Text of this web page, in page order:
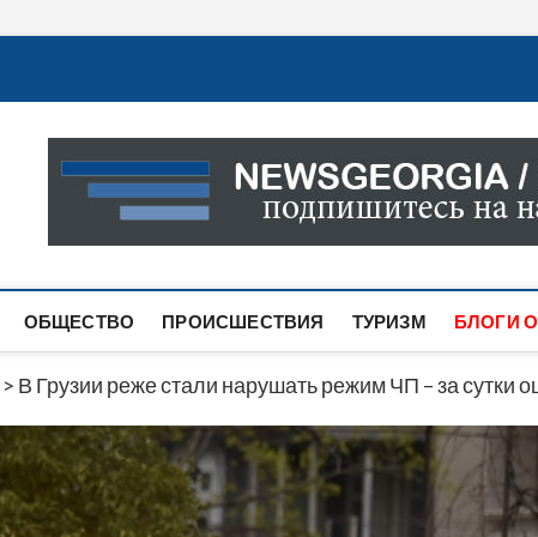
Новости Грузии
САМАЯ АКТУАЛЬНАЯ ИНФОРМАЦИЯ О СОБЫТИЯХ
САЙТЕ ВЫ НАЙДЕТЕ НОВОСТИ ПОЛИТИКИ,
ОБЩЕСТВО ПРОИСШЕСТВИЯ ТУРИЗМ БЛОГИ
> В Грузии реже стали нарушать режим ЧП – за сутки